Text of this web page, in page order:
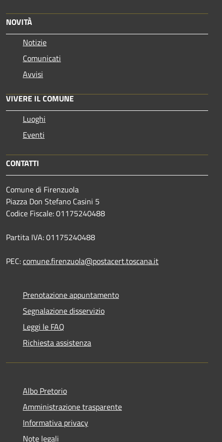
NOVITÀ
Notizie
Comunicati
Avvisi
VIVERE IL COMUNE
Luoghi
Eventi
CONTATTI
Comune di Firenzuola
Piazza Don Stefano Casini 5
Codice Fiscale: 01175240488
Partita IVA: 01175240488
PEC:comune.firenzuola@postacert.toscana.it
Prenotazione appuntamento
Segnalazione disservizio
Leggi le FAQ
Richiesta assistenza
Albo Pretorio
Amministrazione trasparente
Informativa privacy
Note legali